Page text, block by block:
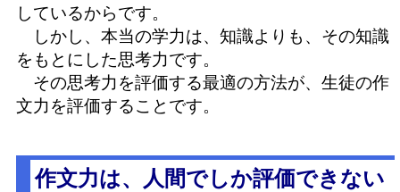
しているからです。
しかし、本当の学力は、知識よりも、その知識
をもとにした思考力です。
その思考力を評価する最適の方法が、生徒の作
文力を評価することです。
作文力は、人間でしか評価できない